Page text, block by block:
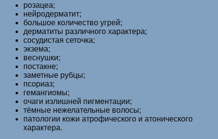
розацеа;
нейродерматит;
большое количество угрей;
дерматиты различного характера;
сосудистая сеточка;
экзема;
веснушки;
постакне;
заметные рубцы;
псориаз;
гемангиомы;
очаги излишней пигментации;
тёмные нежелательные волосы;
патологии кожи атрофического и атонического
характера.